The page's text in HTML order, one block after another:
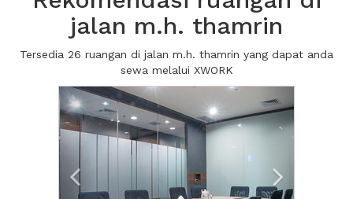
jalan m.h. thamrin
Tersedia 26 ruangan di jalan m.h. thamrin yang dapat anda
sewa melalui XWORK
Previous Next2